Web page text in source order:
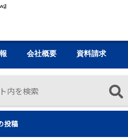
会社概要 資料請求
投稿